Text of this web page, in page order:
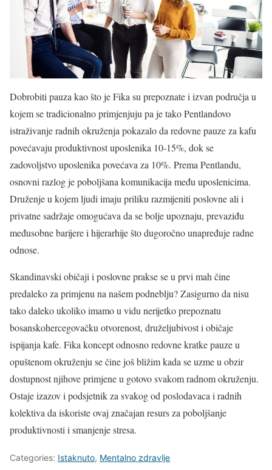
Dobrobiti pauza kao što je Fika su prepoznate i izvan područja u
kojem se tradicionalno primjenjuju pa je tako Pentlandovo
istraživanje radnih okruženja pokazalo da redovne pauze za kafu
povećavaju produktivnost uposlenika 10-15%, dok se
zadovoljstvo uposlenika povećava za 10%. Prema Pentlandu,
osnovni razlog je poboljšana komunikacija među uposlenicima.
Druženje u kojem ljudi imaju priliku razmijeniti poslovne ali i
privatne sadržaje omogućava da se bolje upoznaju, prevaziđu
međusobne barijere i hijerarhije što dugoročno unapređuje radne
odnose.
Skandinavski običaji i poslovne prakse se u prvi mah čine
predaleko za primjenu na našem podneblju? Zasigurno da nisu
tako daleko ukoliko imamo u vidu nerijetko prepoznatu
bosanskohercegovačku otvorenost, druželjubivost i običaje
ispijanja kafe. Fika koncept odnosno redovne kratke pauze u
opuštenom okruženju se čine još bližim kada se uzme u obzir
dostupnost njihove primjene u gotovo svakom radnom okruženju.
Ostaje izazov i podsjetnik za svakog od poslodavaca i radnih
kolektiva da iskoriste ovaj značajan resurs za poboljšanje
produktivnosti i smanjenje stresa.
Categories: Istaknuto, Mentalno zdravlje